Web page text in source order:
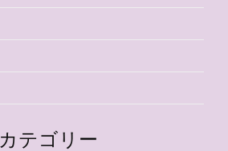
カテゴリー